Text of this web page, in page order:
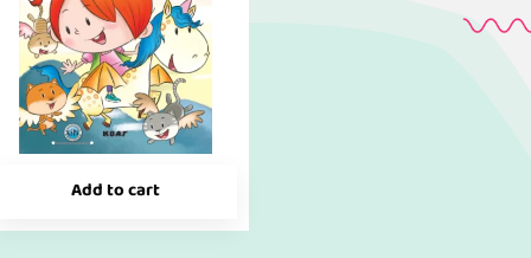
Add to cart